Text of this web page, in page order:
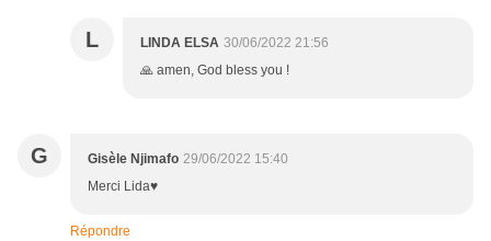
L LINDA ELSA 30/06/2022 21:56
🙏 amen, God bless you !
G Gisèle Njimafo 29/06/2022 15:40
Merci Lida♥️
Répondre